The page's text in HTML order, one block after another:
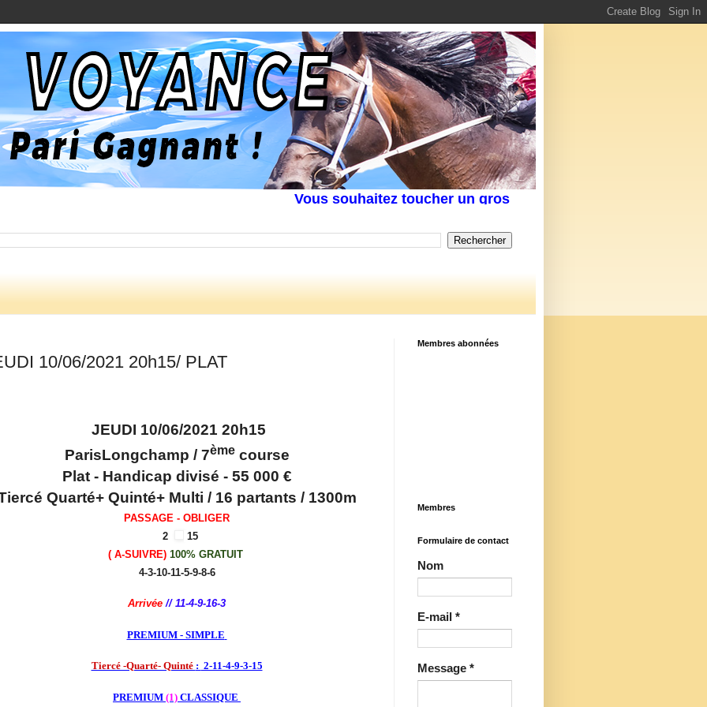
Vous souhaitez toucher un gros rapport au Tiercé,Quarté, voir
10/06/2021 20h15/ PLAT
JEUDI 10/06/2021 20h15
ParisLongchamp / 7èmecourse
Plat - Handicap divisé - 55 000 €
Quarté+ Quinté+ Multi / 16 partants / 1300m
PASSAGE - OBLIGER
2
15
( A-SUIVRE) 100% GRATUIT
4-3-10-11-5-9-8-6
Arrivée // 11-4-9-16-3
PREMIUM - SIMPLE
Tiercé -Quarté- Quinté : 2-11-4-9-3-15
PREMIUM (1) CLASSIQUE
Membres abonnées
Membres
Formulaire de contact
Nom
E-mail *
Message *